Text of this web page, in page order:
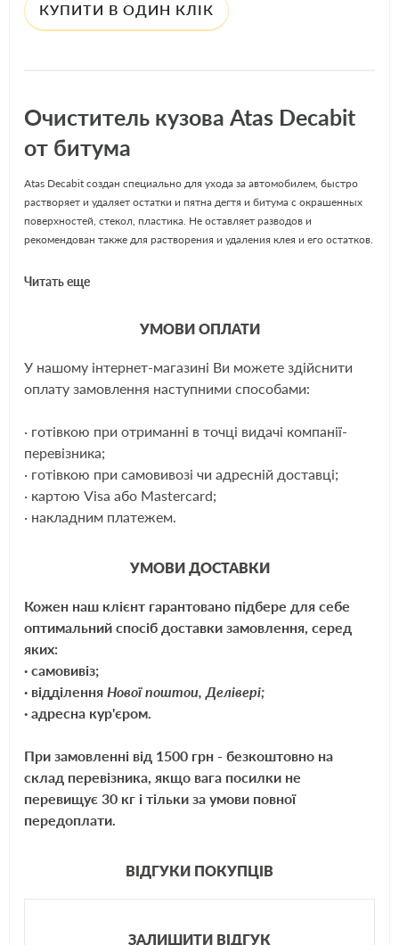
КУПИТИ В ОДИН КЛІК
Очиститель кузова Atas Decabit
от битума
Atas Decabit создан специально для ухода за автомобилем, быстро
растворяет и удаляет остатки и пятна дегтя и битума с окрашенных
поверхностей, стекол, пластика. Не оставляет разводов и
рекомендован также для растворения и удаления клея и его остатков.
Decabit (Atas) - универсальный очиститель от битумных пятен,
автомобиля, безопасно также для виниловых, резиновых,
очистителя Decabit (Atas) - жидкий спрей. Такой очиститель должен
быть у любого автолюбителя всегда под рукой. Не смотря на жидкий
поверхностях, тем самым максимально долго воздействует на
загрязнённый участок автомобиля.
Способ применения Atas Decabit:
Распылить небольшое количество средства на поверхность с
остатки мягкой тканью. Помыть поверхность обычным
автошампунем.
Инструкция по использованию Decabit:
1. Хорошо встряхните флакон
2. Нанесите небольшое количество средства на кузов автомобиля
3. Протрите обработанный участок чистой тканью.
ЩЕ
Читать еще
УМОВИ ОПЛАТИ
У нашому інтернет-магазині Ви можете здійснити
оплату замовлення наступними способами:
· готівкою при отриманні в точці видачі компанії-
перевізника;
· готівкою при самовивозі чи адресній доставці;
· картою Visa або Mastercard;
· накладним платежем.
УМОВИ ДОСТАВКИ
Кожен наш клієнт гарантовано підбере для себе
оптимальний спосіб доставки замовлення, серед
яких:
· самовивіз;
· відділення Нової поштои, Делівері;
· адресна кур'єром.
При замовленні від 1500 грн - безкоштовно на
склад перевізника, якщо вага посилки не
перевищує 30 кг і тільки за умови повної
передоплати.
ВІДГУКИ ПОКУПЦІВ
ЗАЛИШИТИ ВІДГУК